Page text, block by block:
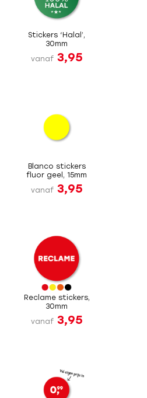
Stickers ‘Halal’,
30mm
vanaf 3,95
Blanco stickers
fluor geel, 15mm
vanaf 3,95
Reclame stickers,
30mm
vanaf 3,95